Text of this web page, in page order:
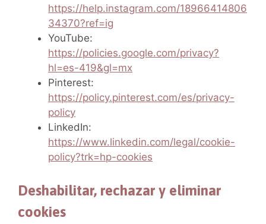
https://help.instagram.com/18966414806
34370?ref=ig
YouTube:
https://policies.google.com/privacy?
hl=es-419&gl=mx
Pinterest:
https://policy.pinterest.com/es/privacy-
policy
LinkedIn:
https://www.linkedin.com/legal/cookie-
policy?trk=hp-cookies
Deshabilitar, rechazar y eliminar
cookies